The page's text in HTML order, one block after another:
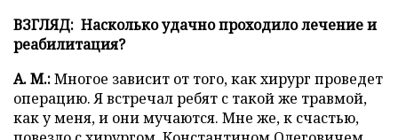
ВЗГЛЯД: Насколько удачно проходило лечение и
реабилитация?
А. М.:Многое зависит от того, как хирург проведет
операцию. Я встречал ребят с такой же травмой,
как у меня, и они мучаются. Мне же, к счастью,